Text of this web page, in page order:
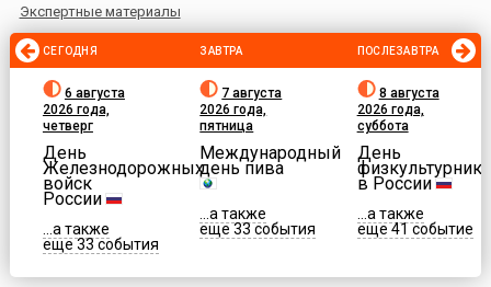
Экспертные материалы
СЕГОДНЯ
6 августа
2026 года,
четверг
День
Железнодорожных
войск
России
...а также
еще 33 события
ЗАВТРА
7 августа
2026 года,
пятница
Международный
день пива
...а также
еще 33 события
ПОСЛЕЗАВТРА
8 августа
2026 года,
суббота
День
физкультурника
в России
...а также
еще 41 событие